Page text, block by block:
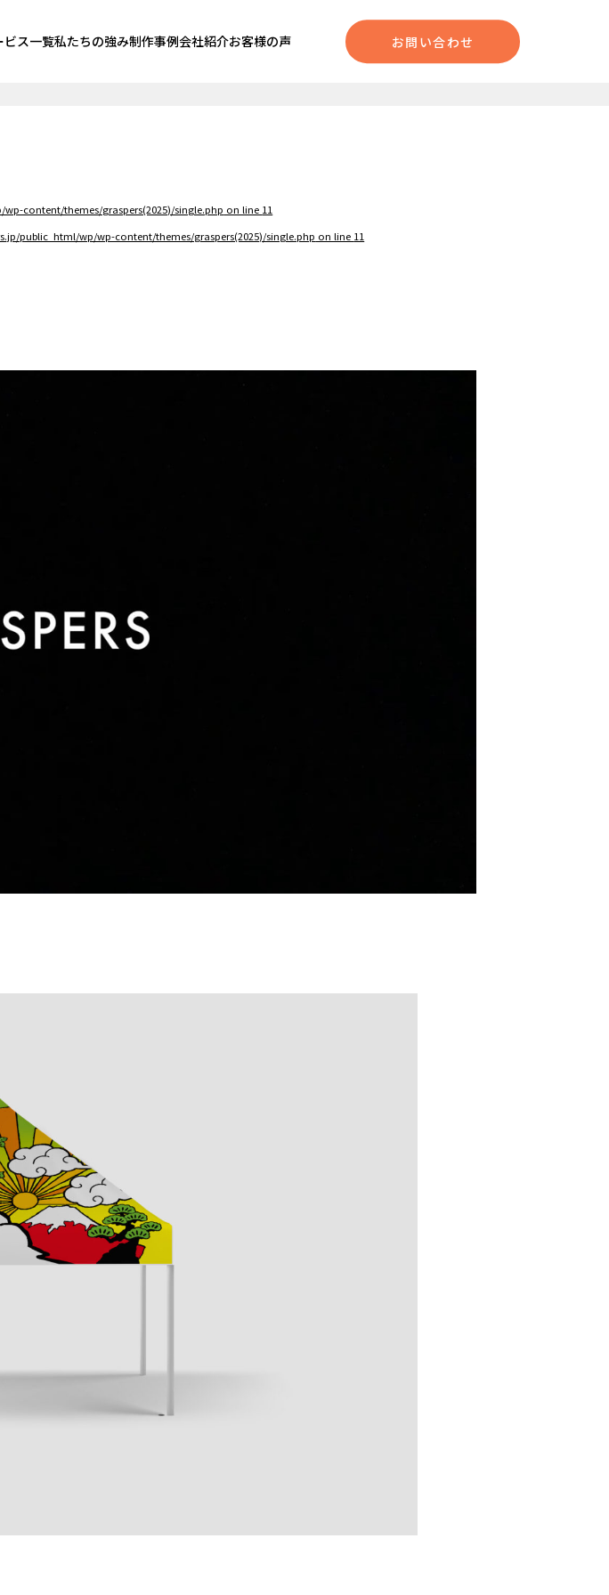
お問い合わせ
ビス一覧私たちの強み制作事例会社紹介お客様の声
content/themes/graspers(2025)/single.php on line 11
public_html/wp/wp-content/themes/graspers(2025)/single.php on line 11